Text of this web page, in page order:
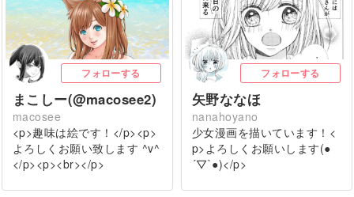
フォローする
まこしー(@macosee2)
macosee
<p>趣味は絵です！</p><p>
よろしくお願い致します ^v^
</p><p><br></p>
フォローする
矢野ななほ
nanahoyano
少女漫画を描いています！<
p>よろしくお願いします(●︎
´▽︎`●︎)</p>